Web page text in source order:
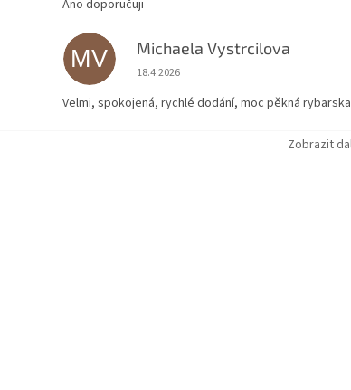
Ano doporučuji
MV Michaela Vystrcilova
Hodnocení obchodu je 5 z 5 hvězdiček.
18.4.2026
Velmi, spokojená, rychlé dodání, moc pěkná
Zobrazit